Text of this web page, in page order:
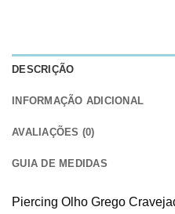
DESCRIÇÃO
INFORMAÇÃO ADICIONAL
AVALIAÇÕES (0)
GUIA DE MEDIDAS
Piercing Olho Grego